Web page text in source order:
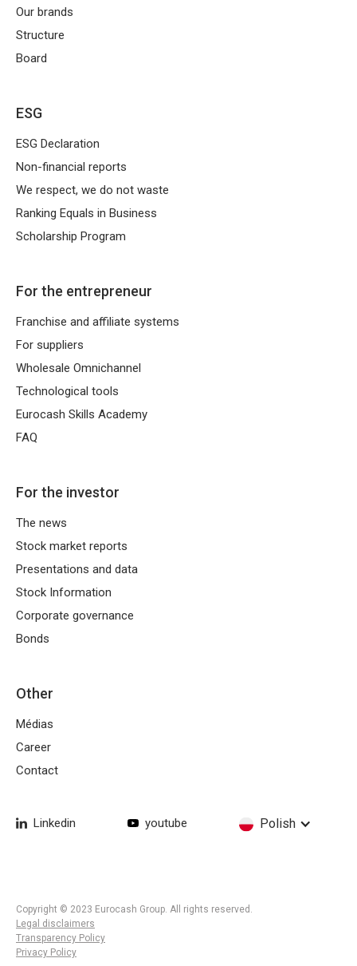
Linkedin youtube Polish
Our brands
Structure
Board
ESG
ESG Declaration
Non-financial reports
We respect, we do not waste
Ranking Equals in Business
Scholarship Program
For the entrepreneur
Franchise and affiliate systems
For suppliers
Wholesale Omnichannel
Technological tools
Eurocash Skills Academy
FAQ
For the investor
The news
Stock market reports
Presentations and data
Stock Information
Corporate governance
Bonds
Other
Médias
Career
Contact
Copyright © 2023 Eurocash Group. All rights reserved.
Legal disclaimers
Transparency Policy
Privacy Policy